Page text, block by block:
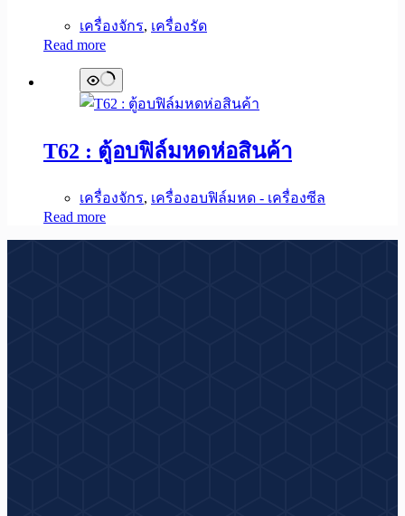
เครื่องจักร, เครื่องรัด
Read more
T62 : ตู้อบฟิล์มหดห่อสินค้า
เครื่องจักร, เครื่องอบฟิล์มหด - เครื่องซีล
Read more